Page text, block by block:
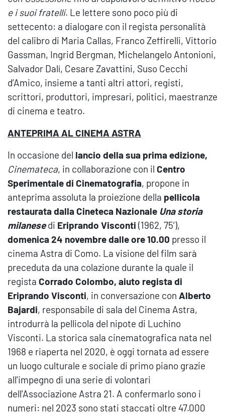
e i suoi fratelli. Le lettere sono poco più di
settecento: a dialogare con il regista personalità
del calibro di Maria Callas, Franco Zeffirelli, Vittorio
Gassman, Ingrid Bergman, Michelangelo Antonioni,
Salvador Dalí, Cesare Zavattini, Suso Cecchi
d’Amico, insieme a tanti altri attori, registi,
scrittori, produttori, impresari, politici, maestranze
di cinema e teatro.
ANTEPRIMA AL CINEMA ASTRA
In occasione del lancio della sua prima edizione,
Cinemateca, in collaborazione con il Centro
Sperimentale di Cinematografia, propone in
anteprima assoluta la proiezione della pellicola
restaurata dalla Cineteca Nazionale Una storia
milanesedi Eriprando Visconti (1962, 75’),
domenica 24 novembre dalle ore 10.00 presso il
cinema Astra di Como. La visione del film sarà
preceduta da una colazione durante la quale il
regista Corrado Colombo, aiuto regista di
Eriprando Visconti, in conversazione con Alberto
Bajardi, responsabile di sala del Cinema Astra,
introdurrà la pellicola del nipote di Luchino
Visconti. La storica sala cinematografica nata nel
1968 e riaperta nel 2020, è oggi tornata ad essere
un luogo culturale e sociale di primo piano grazie
all'impegno di una serie di volontari
dell'Associazione Astra 21. A confermarlo sono i
numeri: nel 2023 sono stati staccati oltre 47.000